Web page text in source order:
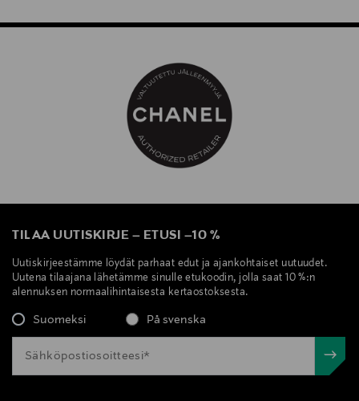
135 Avenue Charles de Gaulle, 92200 Neuilly-sur-
Digitaalinen osoite
https://www.chanel.com/fi/care-services/
ihonhoito, lotion
TILAA UUTISKIRJE – ETUSI –10 %
Uutiskirjeestämme löydät parhaat edut ja ajankohtaiset uutuudet.
Uutena tilaajana lähetämme sinulle etukoodin, jolla saat 10 %:n
alennuksen normaalihintaisesta kertaostoksesta.
Suomeksi På svenska